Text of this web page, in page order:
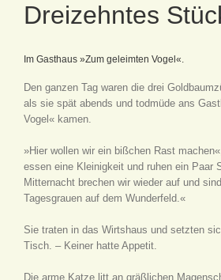
Dreizehntes
Im Gasthaus »Zum geleimten Vogel«.
Den ganzen Tag waren die drei
als sie spät abends und todmüde ans
Vogel« kamen.
»Hier wollen wir ein bißchen Rast
essen eine Kleinigkeit und ruhen ein Paar
Mitternacht brechen wir wieder auf und
Tagesgrauen auf dem Wunderfeld.«
Sie traten in das Wirtshaus und setzten
Tisch. – Keiner hatte Appetit.
Die arme Katze litt an gräßlichen